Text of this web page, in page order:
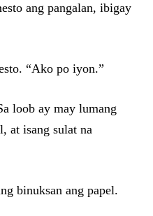
ang pangalan, ibigay
“Ako po iyon.”
loob ay may lumang
at isang sulat na
binuksan ang papel.